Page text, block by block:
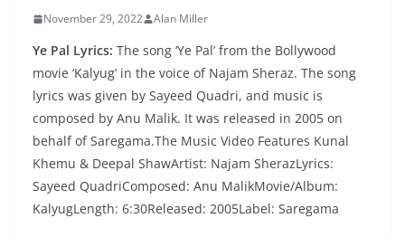
November 29, 2022 Alan Miller
Ye Pal Lyrics: The song ‘Ye Pal’ from the Bollywood
movie ‘Kalyug’ in the voice of Najam Sheraz. The song
lyrics was given by Sayeed Quadri, and music is
composed by Anu Malik. It was released in 2005 on
behalf of Saregama.The Music Video Features Kunal
Khemu & Deepal ShawArtist: Najam SherazLyrics:
Sayeed QuadriComposed: Anu MalikMovie/Album:
KalyugLength: 6:30Released: 2005Label: Saregama